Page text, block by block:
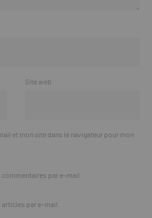
Site web
et mon site dans le navigateur pour mon
par e-mail.
par e-mail.